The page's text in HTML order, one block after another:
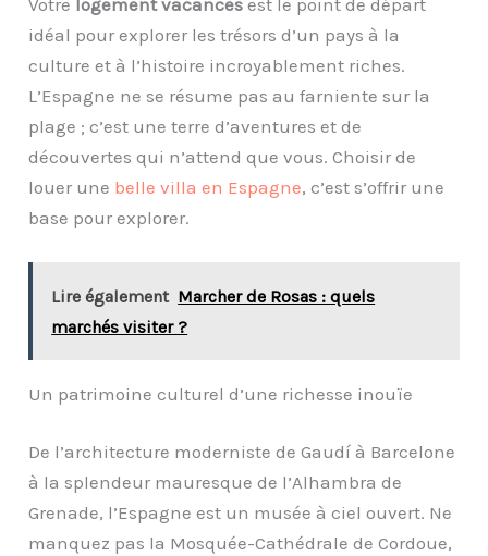
idéal pour explorer les trésors d’un pays à la
culture et à l’histoire incroyablement riches.
L’Espagne ne se résume pas au farniente sur la
plage ; c’est une terre d’aventures et de
découvertes qui n’attend que vous. Choisir de
louer une belle villa en Espagne, c’est s’offrir une
base pour explorer.
Lire également Marcher de Rosas : quels
marchés visiter ?
Un patrimoine culturel d’une richesse inouïe
De l’architecture moderniste de Gaudí à Barcelone
à la splendeur mauresque de l’Alhambra de
Grenade, l’Espagne est un musée à ciel ouvert. Ne
manquez pas la Mosquée-Cathédrale de Cordoue,